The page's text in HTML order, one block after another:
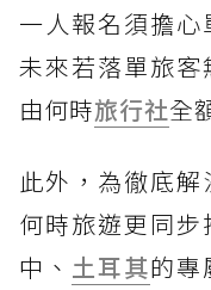
一人報名須擔心
未來若落單旅
由何時旅行社全
此外，為徹底解
何時旅遊更同步
中、 土耳其的專